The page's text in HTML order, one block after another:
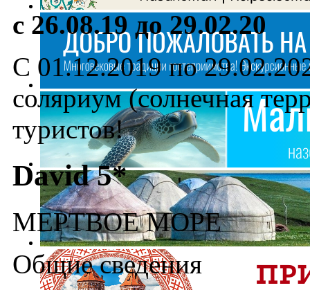
с 26.08.19 до 29.02.20
С 01.12.2019 по
соляриум (солнечная
туристов!
David 5*
МЕРТВОЕ МОРЕ
Общие сведения